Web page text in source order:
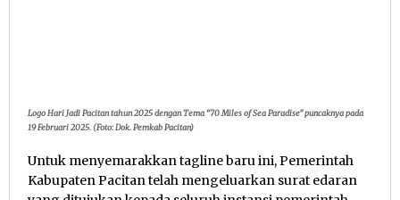
Logo Hari Jadi Pacitan tahun 2025 dengan Tema “70 Miles of Sea Paradise” puncaknya pada
19 Februari 2025. (Foto: Dok. Pemkab Pacitan)
Untuk menyemarakkan tagline baru ini, Pemerintah
Kabupaten Pacitan telah mengeluarkan surat edaran